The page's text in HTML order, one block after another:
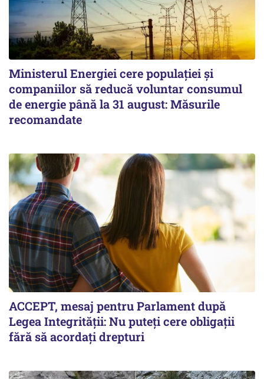
Ministerul Energiei cere populației și
companiilor să reducă voluntar consumul
de energie până la 31 august: Măsurile
recomandate
ACCEPT, mesaj pentru Parlament după
Legea Integrității: Nu puteți cere obligații
fără să acordați drepturi